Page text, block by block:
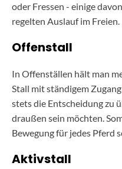
oder Fressen - einige
regelten Auslauf im Freien.
Offenstall
In Offenställen hält man
Stall mit ständigem
stets die Entscheidung zu
draußen sein möchten.
Bewegung für jedes Pferd
Aktivstall